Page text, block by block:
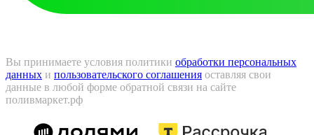
Вы принимаете условия политики обработки персональных
данных и пользовательского соглашения оставляя свои
данные в любой форме обратной связи на сайте
поливмаркет.рф